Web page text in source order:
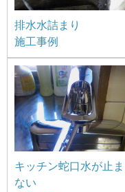
排水水詰まり
施工事例
キッチン蛇口水が止
ない